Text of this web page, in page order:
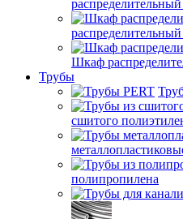
Шкаф
Трубы
сшитого
полипропилена